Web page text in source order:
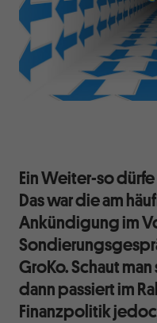
Ein Weiter-so
Das war die am
Ankündigung im
GroKo. Schaut
dann passiert im
Finanzpolitik